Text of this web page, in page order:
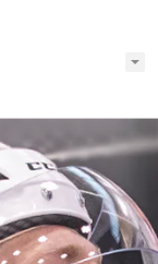
ОПТОМ